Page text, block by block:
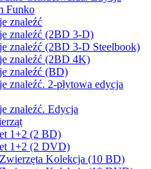
Funko
znaleźć
znaleźć (2BD 3-D)
znaleźć (2BD 3-D Steelbook)
znaleźć (2BD 4K)
znaleźć (BD)
znaleźć. 2-płytowa edycja
znaleźć. Edycja
1+2 (2 BD)
1+2 (2 DVD)
Kolekcja (10 BD)